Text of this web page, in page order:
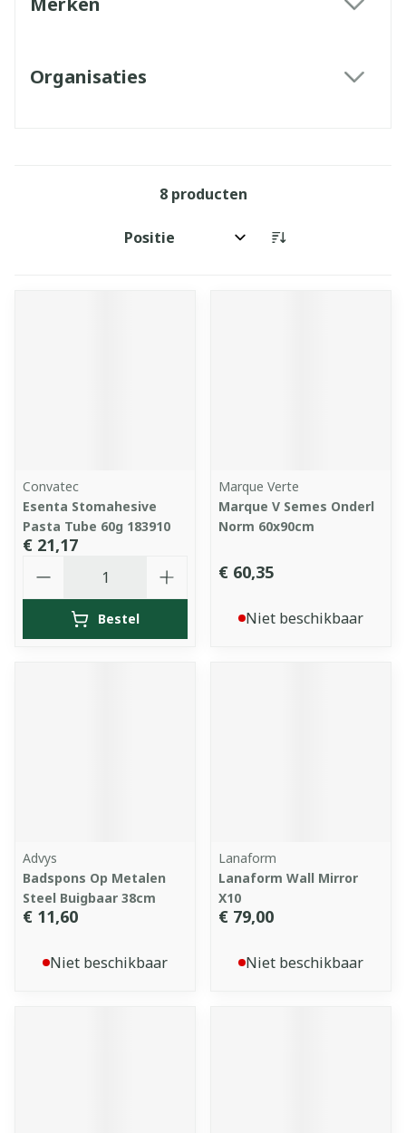
Organisaties
8producten
Sorteer op:
Convatec
Esenta Stomahesive
Pasta Tube 60g 183910
€ 21,17
Bestel
Marque Verte
Marque V Semes Onderl
Norm 60x90cm
€ 60,35
Niet beschikbaar
Advys
Badspons Op Metalen
Steel Buigbaar 38cm
€ 11,60
Niet beschikbaar
Lanaform
Lanaform Wall Mirror
X10
€ 79,00
Niet beschikbaar